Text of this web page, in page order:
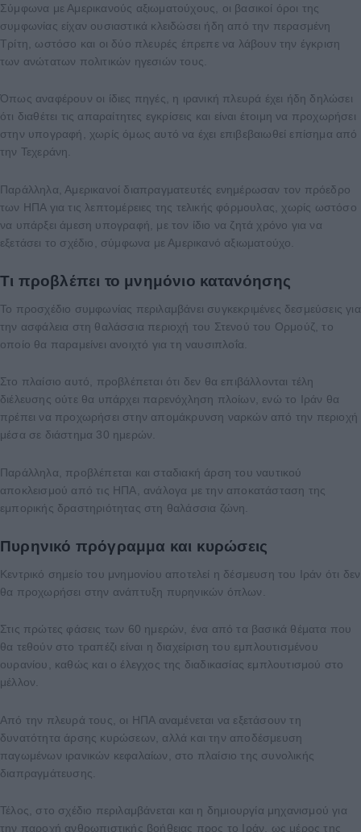
Σύμφωνα με Αμερικανούς αξιωματούχους, οι βασικοί όροι της
συμφωνίας είχαν ουσιαστικά κλειδώσει ήδη από την περασμένη
Τρίτη, ωστόσο και οι δύο πλευρές έπρεπε να λάβουν την έγκριση
των ανώτατων πολιτικών ηγεσιών τους.
Όπως αναφέρουν οι ίδιες πηγές, η ιρανική πλευρά έχει ήδη δηλώσει
ότι διαθέτει τις απαραίτητες εγκρίσεις και είναι έτοιμη να προχωρήσει
στην υπογραφή, χωρίς όμως αυτό να έχει επιβεβαιωθεί επίσημα από
την Τεχεράνη.
Παράλληλα, Αμερικανοί διαπραγματευτές ενημέρωσαν τον πρόεδρο
των ΗΠΑ για τις λεπτομέρειες της τελικής φόρμουλας, χωρίς ωστόσο
να υπάρξει άμεση υπογραφή, με τον ίδιο να ζητά χρόνο για να
εξετάσει το σχέδιο, σύμφωνα με Αμερικανό αξιωματούχο.
Τι προβλέπει το μνημόνιο κατανόησης
Το προσχέδιο συμφωνίας περιλαμβάνει συγκεκριμένες δεσμεύσεις για
την ασφάλεια στη θαλάσσια περιοχή του Στενού του Ορμούζ, το
οποίο θα παραμείνει ανοιχτό για τη ναυσιπλοΐα.
Στο πλαίσιο αυτό, προβλέπεται ότι δεν θα επιβάλλονται τέλη
διέλευσης ούτε θα υπάρχει παρενόχληση πλοίων, ενώ το Ιράν θα
πρέπει να προχωρήσει στην απομάκρυνση ναρκών από την περιοχή
μέσα σε διάστημα 30 ημερών.
Παράλληλα, προβλέπεται και σταδιακή άρση του ναυτικού
αποκλεισμού από τις ΗΠΑ, ανάλογα με την αποκατάσταση της
εμπορικής δραστηριότητας στη θαλάσσια ζώνη.
Πυρηνικό πρόγραμμα και κυρώσεις
Κεντρικό σημείο του μνημονίου αποτελεί η δέσμευση του Ιράν ότι δεν
θα προχωρήσει στην ανάπτυξη πυρηνικών όπλων.
Στις πρώτες φάσεις των 60 ημερών, ένα από τα βασικά θέματα που
θα τεθούν στο τραπέζι είναι η διαχείριση του εμπλουτισμένου
ουρανίου, καθώς και ο έλεγχος της διαδικασίας εμπλουτισμού στο
μέλλον.
Από την πλευρά τους, οι ΗΠΑ αναμένεται να εξετάσουν τη
δυνατότητα άρσης κυρώσεων, αλλά και την αποδέσμευση
παγωμένων ιρανικών κεφαλαίων, στο πλαίσιο της συνολικής
διαπραγμάτευσης.
Τέλος, στο σχέδιο περιλαμβάνεται και η δημιουργία μηχανισμού για
την παροχή ανθρωπιστικής βοήθειας προς το Ιράν, ως μέρος της